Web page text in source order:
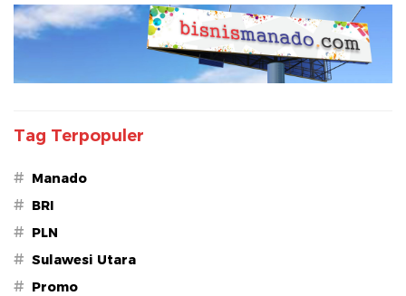
Tag Terpopuler
# Manado
# BRI
# PLN
# Sulawesi Utara
# Promo